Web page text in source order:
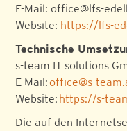
E-Mail: office@lfs-
Website: https://lfs-
Technische
s-team IT solutions
E-Mail: office@s-
Website: https://s-
Die auf den